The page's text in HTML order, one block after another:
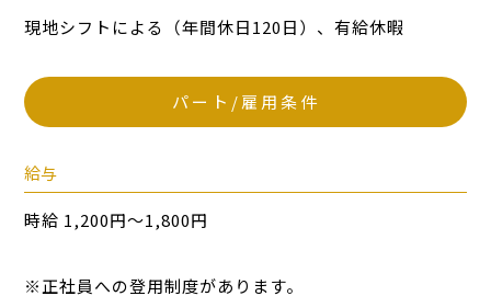
現地シフトによる（年間休日120日）、有給休暇
パート/雇用条件
給与
時給 1,200円～1,800円
※正社員への登用制度があります。